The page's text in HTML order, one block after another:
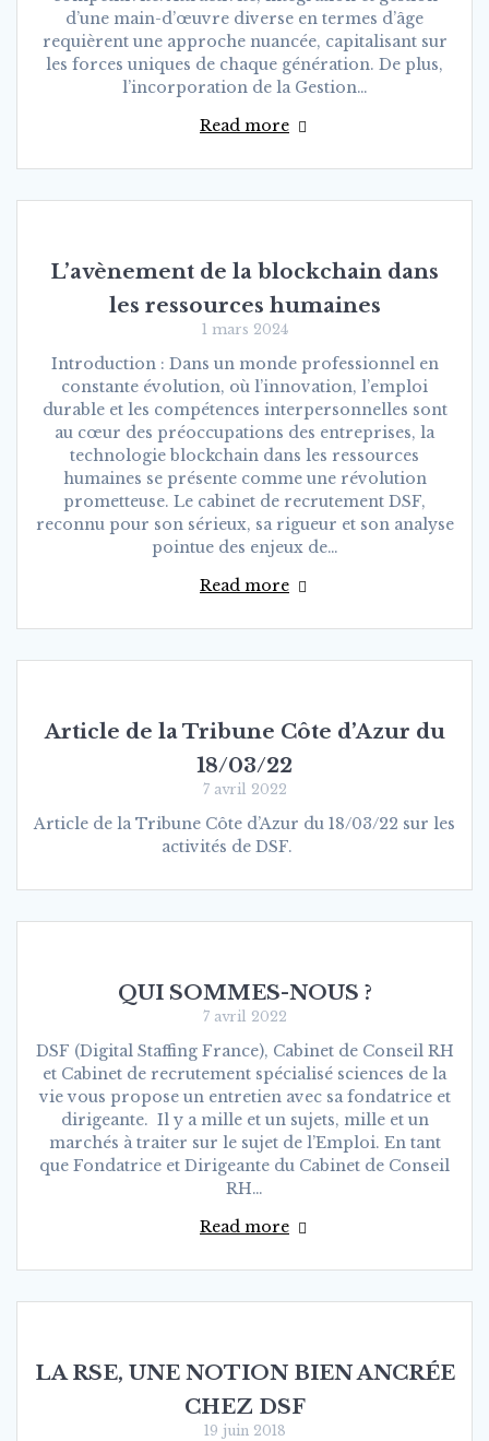
d’une main-d’œuvre diverse en termes d’âge
requièrent une approche nuancée, capitalisant sur
les forces uniques de chaque génération. De plus,
l’incorporation de la Gestion…
Read more
L’avènement de la blockchain dans
les ressources humaines
1 mars 2024
Introduction : Dans un monde professionnel en
constante évolution, où l’innovation, l’emploi
durable et les compétences interpersonnelles sont
au cœur des préoccupations des entreprises, la
technologie blockchain dans les ressources
humaines se présente comme une révolution
prometteuse. Le cabinet de recrutement DSF,
reconnu pour son sérieux, sa rigueur et son analyse
pointue des enjeux de…
Read more
Article de la Tribune Côte d’Azur du
18/03/22
7 avril 2022
Article de la Tribune Côte d’Azur du 18/03/22 sur les
activités de DSF.
QUI SOMMES-NOUS ?
7 avril 2022
DSF (Digital Staffing France), Cabinet de Conseil RH
et Cabinet de recrutement spécialisé sciences de la
vie vous propose un entretien avec sa fondatrice et
dirigeante. Il y a mille et un sujets, mille et un
marchés à traiter sur le sujet de l’Emploi. En tant
que Fondatrice et Dirigeante du Cabinet de Conseil
RH…
Read more
LA RSE, UNE NOTION BIEN ANCRÉE
CHEZ DSF
19 juin 2018